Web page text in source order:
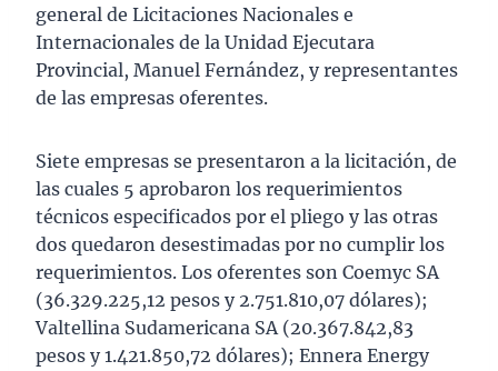
general de Licitaciones Nacionales e
Internacionales de la Unidad Ejecutara
Provincial, Manuel Fernández, y representantes
de las empresas oferentes.
Siete empresas se presentaron a la licitación, de
las cuales 5 aprobaron los requerimientos
técnicos especificados por el pliego y las otras
dos quedaron desestimadas por no cumplir los
requerimientos. Los oferentes son Coemyc SA
(36.329.225,12 pesos y 2.751.810,07 dólares);
Valtellina Sudamericana SA (20.367.842,83
pesos y 1.421.850,72 dólares); Ennera Energy